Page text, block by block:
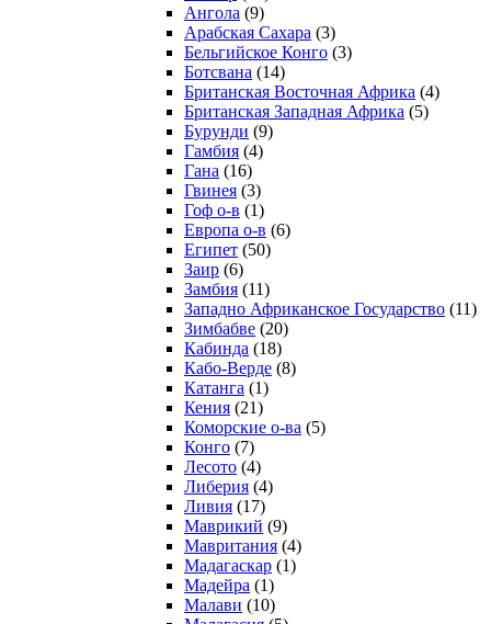
Ангола (9)
Арабская Сахара (3)
Бельгийское Конго (3)
Ботсвана (14)
Британская Восточная Африка (4)
Британская Западная Африка (5)
Бурунди (9)
Гамбия (4)
Гана (16)
Гвинея (3)
Гоф о-в (1)
Европа о-в (6)
Египет (50)
Заир (6)
Замбия (11)
Западно Африканское Государство (11)
Зимбабве (20)
Кабинда (18)
Кабо-Верде (8)
Катанга (1)
Кения (21)
Коморcкие о-ва (5)
Конго (7)
Лесото (4)
Либерия (4)
Ливия (17)
Маврикий (9)
Мавритания (4)
Мадагаскар (1)
Мадейра (1)
Малави (10)